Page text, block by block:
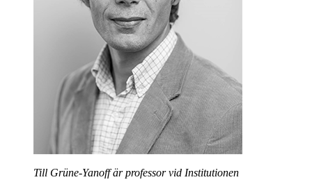
Till Grüne-Yanoff är professor vid Institutionen